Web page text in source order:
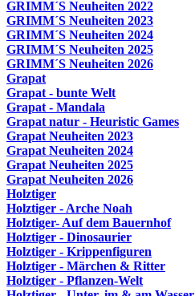
GRIMM´S Neuheiten 2022
GRIMM´S Neuheiten 2023
GRIMM´S Neuheiten 2024
GRIMM´S Neuheiten 2025
GRIMM´S Neuheiten 2026
Grapat
Grapat - bunte Welt
Grapat - Mandala
Grapat natur - Heuristic Games
Grapat Neuheiten 2023
Grapat Neuheiten 2024
Grapat Neuheiten 2025
Grapat Neuheiten 2026
Holztiger
Holztiger - Arche Noah
Holztiger- Auf dem Bauernhof
Holztiger - Dinosaurier
Holztiger - Krippenfiguren
Holztiger - Märchen & Ritter
Holztiger - Pflanzen-Welt